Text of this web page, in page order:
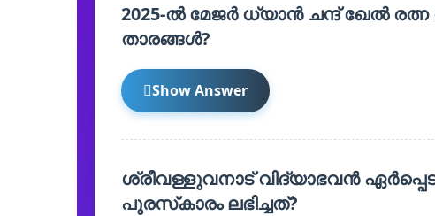
2025-ൽ മേജർ ധ്യാൻ ചന്ദ് ഖേൽ
താരങ്ങൾ?
Show Answer
ശ്രീവള്ളുവനാട് വിദ്യാഭവൻ
പുരസ്‌കാരം ലഭിച്ചത്?